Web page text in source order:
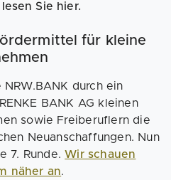
Sie hier.
für kleine
durch ein
BANK AG kleinen
sowie Freiberuflern die
Neuanschaffungen. Nun
7. Runde.Wir schauen
näher an.